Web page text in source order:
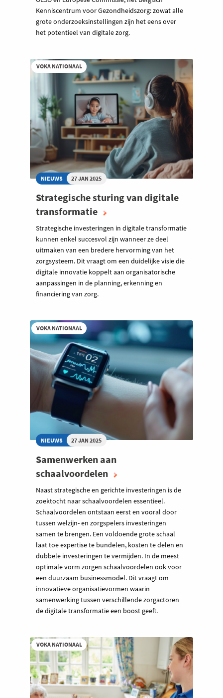
Kenniscentrum voor Gezondheidszorg: zowat alle
grote onderzoeksinstellingen zijn het eens over
het potentieel van digitale zorg.
VOKA NATIONAAL
NIEUWS 27 JAN 2025
Strategische sturing van digitale
transformatie
Strategische investeringen in digitale transformatie
kunnen enkel succesvol zijn wanneer ze deel
uitmaken van een bredere hervorming van het
zorgsysteem. Dit vraagt om een duidelijke visie die
digitale innovatie koppelt aan organisatorische
aanpassingen in de planning, erkenning en
financiering van zorg.
VOKA NATIONAAL
NIEUWS 27 JAN 2025
Samenwerken aan
schaalvoordelen
Naast strategische en gerichte investeringen is de
zoektocht naar schaalvoordelen essentieel.
Schaalvoordelen ontstaan eerst en vooral door
tussen welzijn- en zorgspelers investeringen
samen te brengen. Een voldoende grote schaal
laat toe expertise te bundelen, kosten te delen en
dubbele investeringen te vermijden. In de meest
optimale vorm zorgen schaalvoordelen ook voor
een duurzaam businessmodel. Dit vraagt om
innovatieve organisatievormen waarin
samenwerking tussen verschillende zorgactoren
de digitale transformatie een boost geeft.
VOKA NATIONAAL